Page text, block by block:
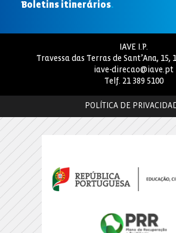
Boletins itinerários.
IAVE I.P.
Travessa das Terras de Sant’Ana, 15,
iave-direcao@iave.pt
Telf. 21 389 5100
POLÍTICA DE